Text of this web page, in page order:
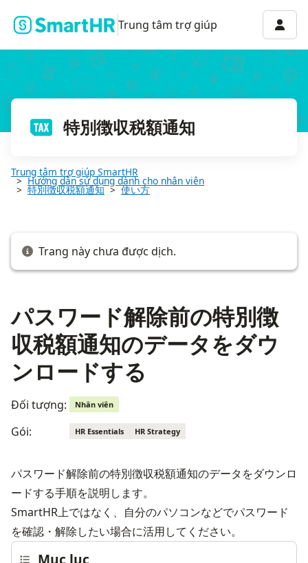
Trung tâm trợ giúp
特別徴収税額通知
Trung tâm trợ giúp SmartHR
Hướng dẫn sử dụng dành cho nhân viên
特別徴収税額通知 使い方
Trang này chưa được dịch.
パスワード解除前の特別徴
収税額通知のデータをダウ
ンロードする
Đối tượng: Nhân viên
Gói: HR Essentials HR Strategy
パスワード解除前の特別徴収税額通知のデータをダウンロ
ードする手順を説明します。
SmartHR上ではなく、自分のパソコンなどでパスワード
を確認・解除したい場合に活用してください。
Mục lục